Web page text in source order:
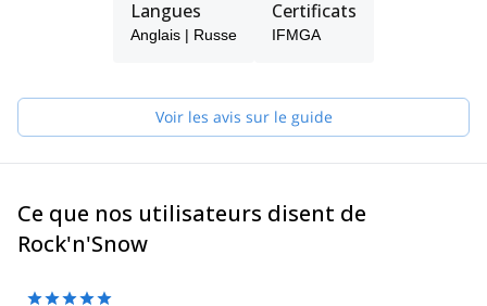
Langues
Anglais | Russe
Certificats
IFMGA
Voir les avis sur le guide
Ce que nos utilisateurs disent de
Rock'n'Snow